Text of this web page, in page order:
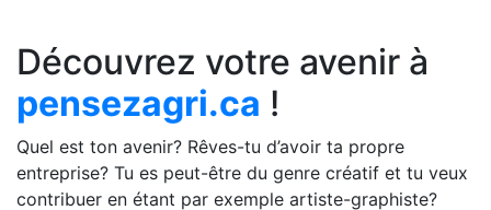
Découvrez votre avenir à
pensezagri.ca !
Quel est ton avenir? Rêves-tu d’avoir ta propre
entreprise? Tu es peut-être du genre créatif et tu veux
contribuer en étant par exemple artiste-graphiste?